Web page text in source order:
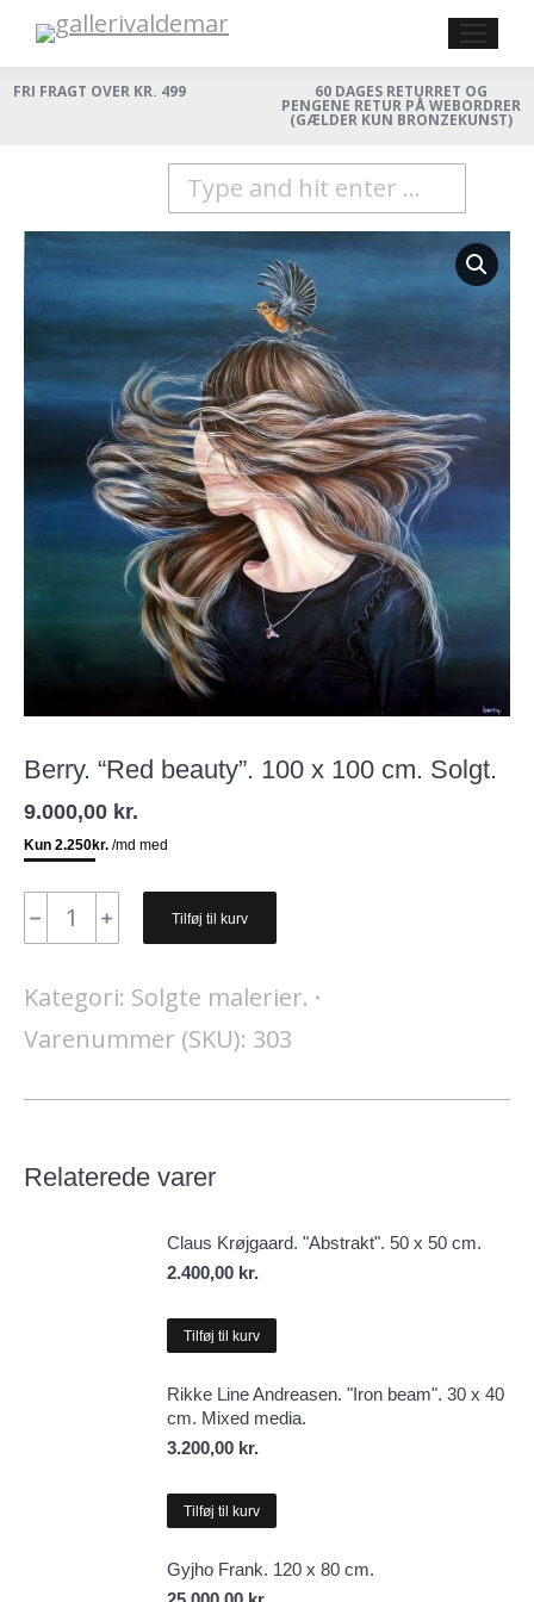
FRI FRAGT OVER KR. 499 60 DAGES RETURRET OG
PENGENE RETUR PÅ WEBORDRER
(GÆLDER KUN BRONZEKUNST)
Berry. “Red beauty”. 100 x 100 cm. Solgt.
9.000,00 kr.
Berry.
"Red
100
x
antal
﹣ ﹢ Tilføj til kurv
Kategori: Solgte malerier.
Varenummer (SKU): 303
Relaterede varer
Claus Krøjgaard. "Abstrakt". 50 x 50 cm.
2.400,00 kr.
Tilføj til kurv
Rikke Line Andreasen. "Iron beam". 30 x 40
cm. Mixed media.
3.200,00 kr.
Tilføj til kurv
Gyjho Frank. 120 x 80 cm.